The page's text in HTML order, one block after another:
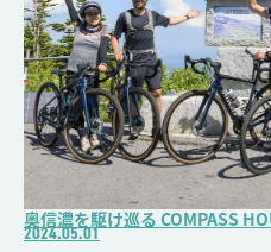
奥信濃を駆け巡る COMPASS
2024.05.01